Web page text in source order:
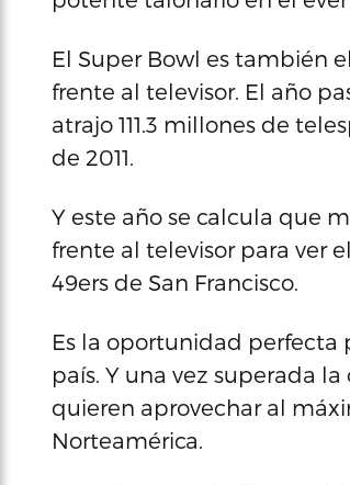
El Super Bowl es también
frente al televisor. El año
atrajo 111.3 millones de
de 2011.
Y este año se calcula que
frente al televisor para ver
49ers de San Francisco.
Es la oportunidad perfecta
país. Y una vez superada
quieren aprovechar al
Norteamérica.